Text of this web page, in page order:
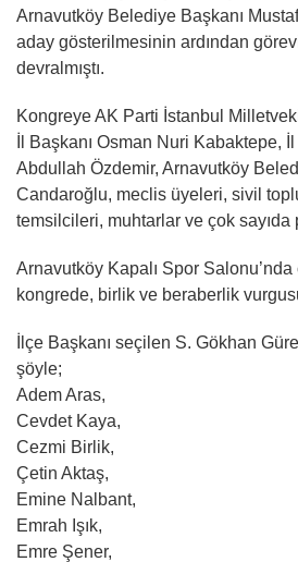
Arnavutköy Belediye Başkanı
aday gösterilmesinin ardından
devralmıştı.
Kongreye AK Parti İstanbul
İl Başkanı Osman Nuri Kabaktepe,
Abdullah Özdemir, Arnavutköy
Candaroğlu, meclis üyeleri, sivil
temsilcileri, muhtarlar ve çok sayıda
Arnavutköy Kapalı Spor
kongrede, birlik ve beraberlik
İlçe Başkanı seçilen S. Gökhan
şöyle;
Adem Aras,
Cevdet Kaya,
Cezmi Birlik,
Çetin Aktaş,
Emine Nalbant,
Emrah Işık,
Emre Şener,